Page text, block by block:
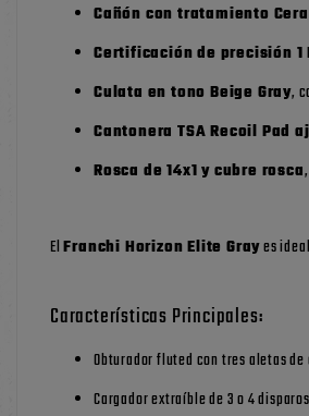
Cañón con tratamiento
Certificación de precisión 1
Culata en tono Beige Gray,
Cantonera TSA Recoil Pad
Rosca de 14x1 y cubre rosca
ElFranchi Horizon Elite Grayes
Características Principales:
Obturador fluted con tres aletas
Cargador extraíble de 3 o 4